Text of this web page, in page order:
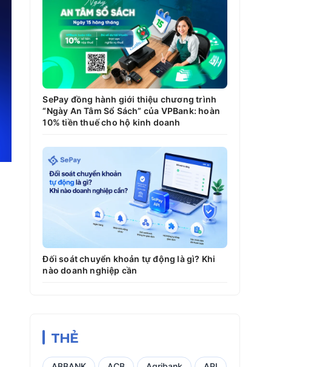
SePay đồng hành giới thiệu chương trình
“Ngày An Tâm Sổ Sách” của VPBank: hoàn
10% tiền thuế cho hộ kinh doanh
Đối soát chuyển khoản tự động là gì? Khi
nào doanh nghiệp cần
THẺ